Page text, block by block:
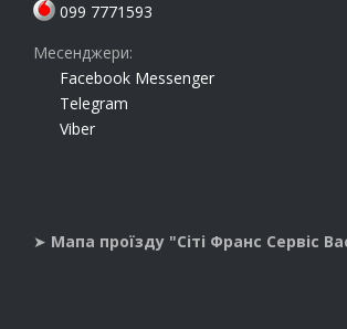
099 7771593
Месенджери:
Facebook Messenger
Telegram
Viber
➤ Мапа проїзду "Сіті Франс Сервіс